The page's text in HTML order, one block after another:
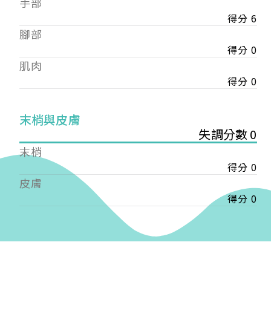
得分 6
腳部
得分 0
肌肉
得分 0
末梢與皮膚
失調分數 0
末梢
得分 0
皮膚
得分 0
會審核通過後即通知您進行繳費，繳費資訊如下
【會費】
個人會員:
入會費新臺幣1200元，於會員入會時繳納；常年會
費1200元，於每年度繳納。
費3000元，於每年度繳納。
戶名: 社團法人台灣自律神經健康培訓暨發展協會
帳號: 003-03-501566-2
銀行: (013) 國泰世華 南京東路分行